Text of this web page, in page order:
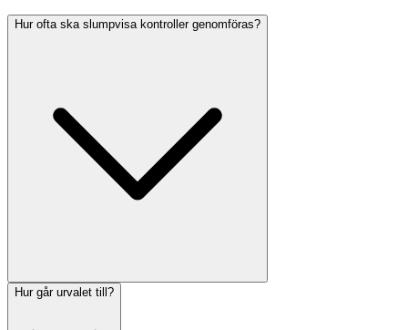
Hur ofta ska slumpvisa kontroller genomföras?
Hur går urvalet till?